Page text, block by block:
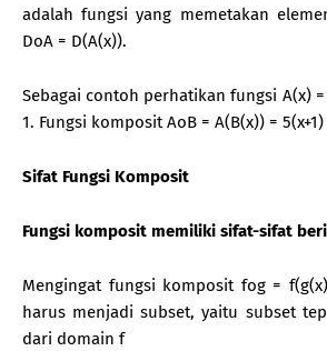
adalah fungsi yang memetakan
DoA = D(A(x)).
Sebagai contoh perhatikan fungsi A(x) =
1. Fungsi komposit AoB = A(B(x)) = 5(x+1)
Sifat Fungsi Komposit
Fungsi komposit memiliki sifat-sifat
Mengingat fungsi komposit fog =
harus menjadi subset, yaitu subset
dari domain f